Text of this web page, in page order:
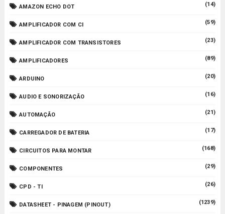
AMAZON ECHO DOT (14)
AMPLIFICADOR COM CI (59)
AMPLIFICADOR COM TRANSISTORES (23)
AMPLIFICADORES (89)
ARDUINO (20)
AUDIO E SONORIZAÇÃO (16)
AUTOMAÇÃO (21)
CARREGADOR DE BATERIA (17)
CIRCUITOS PARA MONTAR (168)
COMPONENTES (29)
CPD - TI (26)
DATASHEET - PINAGEM (PINOUT) (1239)